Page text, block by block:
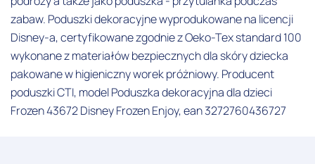
zabaw. Poduszki dekoracyjne wyprodukowane na licencji
Disney-a, certyfikowane zgodnie z Oeko-Tex standard 100
wykonane z materiałów bezpiecznych dla skóry dziecka
pakowane w higieniczny worek próżniowy. Producent
poduszki CTI, model Poduszka dekoracyjna dla dzieci
Frozen 43672 Disney Frozen Enjoy, ean 3272760436727